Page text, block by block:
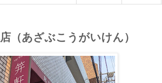
（あざぶこうがいけん）